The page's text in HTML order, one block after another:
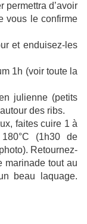
permettra d’avoir
vous le confirme
et enduisez-les
1h (voir toute la
julienne (petits
des ribs.
faites cuire 1 à
(1h30 de
Retournez-
marinade tout au
beau laquage.